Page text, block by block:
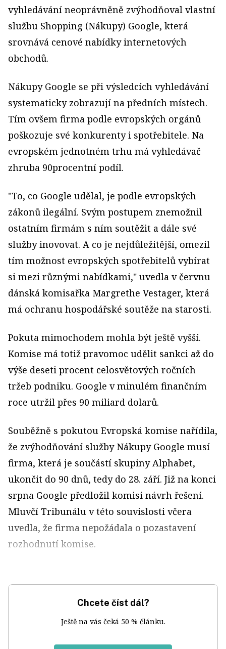
vyhledávání neoprávněně zvýhodňoval vlastní
službu Shopping (Nákupy) Google, která
srovnává cenové nabídky internetových
obchodů.
Nákupy Google se při výsledcích vyhledávání
systematicky zobrazují na předních místech.
Tím ovšem firma podle evropských orgánů
poškozuje své konkurenty i spotřebitele. Na
evropském jednotném trhu má vyhledávač
zhruba 90procentní podíl.
"To, co Google udělal, je podle evropských
zákonů ilegální. Svým postupem znemožnil
ostatním firmám s ním soutěžit a dále své
služby inovovat. A co je nejdůležitější, omezil
tím možnost evropských spotřebitelů vybírat
si mezi různými nabídkami," uvedla v červnu
dánská komisařka Margrethe Vestager, která
má ochranu hospodářské soutěže na starosti.
Pokuta mimochodem mohla být ještě vyšší.
Komise má totiž pravomoc udělit sankci až do
výše deseti procent celosvětových ročních
tržeb podniku. Google v minulém finančním
roce utržil přes 90 miliard dolarů.
Souběžně s pokutou Evropská komise nařídila,
že zvýhodňování služby Nákupy Google musí
firma, která je součástí skupiny Alphabet,
ukončit do 90 dnů, tedy do 28. září. Již na konci
srpna Google předložil komisi návrh řešení.
Mluvčí Tribunálu v této souvislosti včera
uvedla, že firma nepožádala o pozastavení
rozhodnutí komise.
Chcete číst dál?
Ještě na vás čeká 50 % článku.